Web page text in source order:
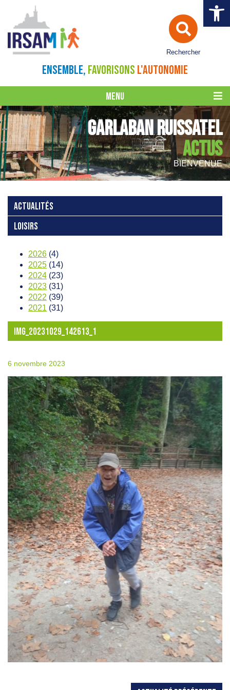
Ouvrir
Rechercher
ENSEMBLE, FAVORISONS L'AUTONOMIE
MENU
GARLABAN RUISSATEL
ACTUS
BIENVENUE
ACTUALITÉS
LOISIRS
2026 (4)
2025 (14)
2024 (23)
2023 (31)
2022 (39)
2021 (31)
IMG_20231029_142613_1
6 novembre 2023